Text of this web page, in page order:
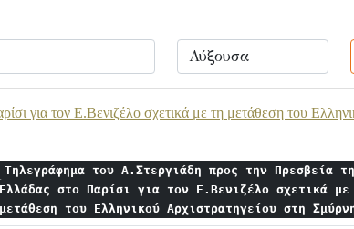
για τον Ε.Βενιζέλο σχετικά με τη μετάθεση του
Τηλεγράφημα του Α.Στεργιάδη προς την Πρεσβεία
Ελλάδας στο Παρίσι για τον Ε.Βενιζέλο σχετικά με
μετάθεση του Ελληνικού Αρχιστρατηγείου στη